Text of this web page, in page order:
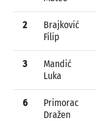
2
Brajković
Filip
3
Mandić
Luka
6
Primorac
Dražen